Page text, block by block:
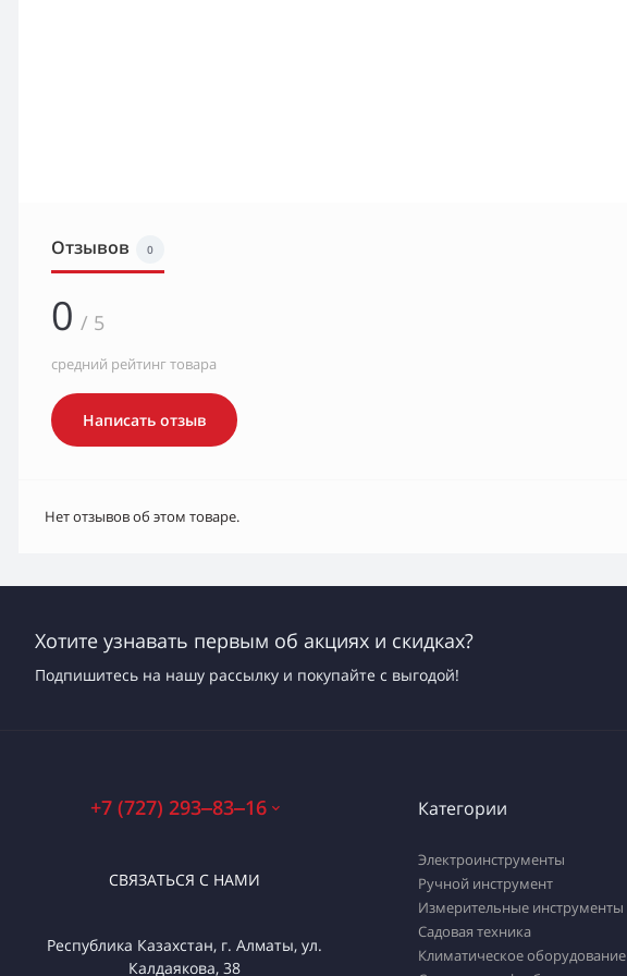
Отзывов 0
0 / 5
средний рейтинг товара
Написать отзыв
Нет отзывов об этом товаре.
Хотите узнавать первым об акциях и скидках?
Подпишитесь на нашу рассылку и покупайте с выгодой!
+7 (727) 293‒83‒16
СВЯЗАТЬСЯ С НАМИ
Республика Казахстан, г. Алматы, ул.
Калдаякова, 38
Категории
Электроинструменты
Ручной инструмент
Измерительные инструменты
Садовая техника
Климатическое оборудование